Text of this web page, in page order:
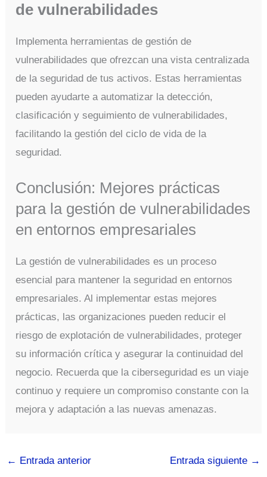
de vulnerabilidades
Implementa herramientas de gestión de
vulnerabilidades que ofrezcan una vista centralizada
de la seguridad de tus activos. Estas herramientas
pueden ayudarte a automatizar la detección,
clasificación y seguimiento de vulnerabilidades,
facilitando la gestión del ciclo de vida de la
seguridad.
Conclusión: Mejores prácticas
para la gestión de vulnerabilidades
en entornos empresariales
La gestión de vulnerabilidades es un proceso
esencial para mantener la seguridad en entornos
empresariales. Al implementar estas mejores
prácticas, las organizaciones pueden reducir el
riesgo de explotación de vulnerabilidades, proteger
su información crítica y asegurar la continuidad del
negocio. Recuerda que la ciberseguridad es un viaje
continuo y requiere un compromiso constante con la
mejora y adaptación a las nuevas amenazas.
← Entrada anterior Entrada siguiente →